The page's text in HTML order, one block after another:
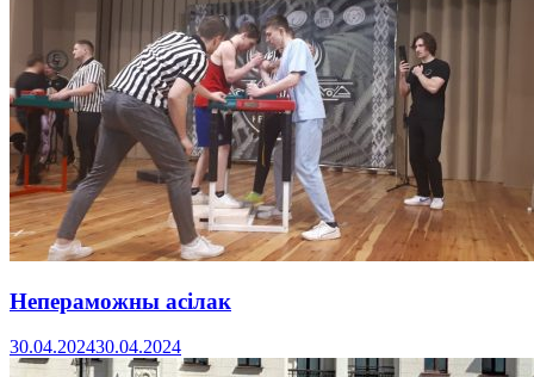
Непераможны асiлак
30.04.202430.04.2024